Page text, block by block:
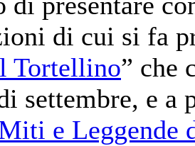
di cui si fa
Tortellino” che
settembre, e a
e Leggende